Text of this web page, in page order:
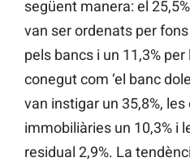
següent manera: el
van ser ordenats per fons
pels bancs i un 11,3%
conegut com ‘el banc
van instigar un 35,8%,
immobiliàries un 10,3% i
residual 2,9%. La